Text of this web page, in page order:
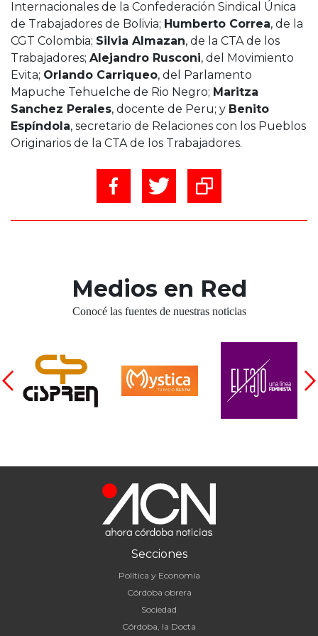
Internacionales de la Confederación Sindical Única
de Trabajadores de Bolivia; Humberto Correa, de la
CGT Colombia; Silvia Almazan, de la CTA de los
Trabajadores; Alejandro Rusconi, del Movimiento
Evita; Orlando Carriqueo, del Parlamento
Mapuche Tehuelche de Rio Negro; Maritza
Sanchez Perales, docente de Peru; y Benito
Espíndola, secretario de Relaciones con los Pueblos
Originarios de la CTA de los Trabajadores.
Medios en Red
Conocé las fuentes de nuestras noticias
Secciones
Política y Economía
Córdoba obrera
Sociedad
Córdoba, la Docta